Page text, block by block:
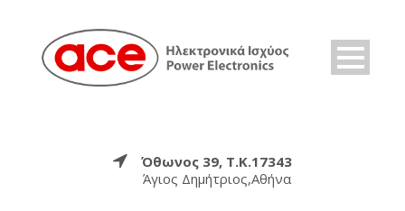
Όθωνος 39, Τ.Κ.17343
Άγιος Δημήτριος,Αθήνα